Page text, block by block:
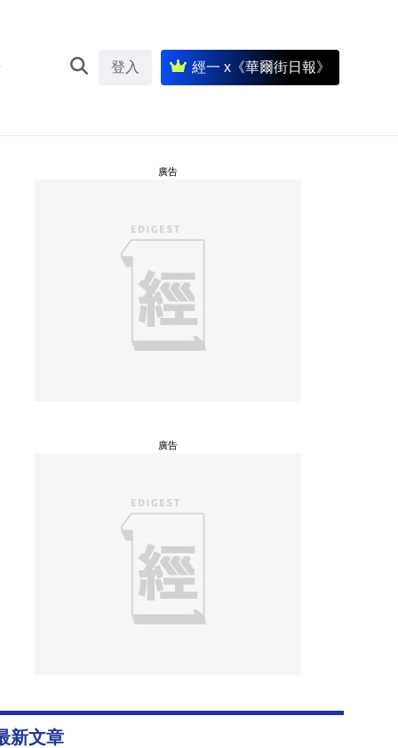
登入 經一 x《華爾街日報》
廣告
廣告
新文章